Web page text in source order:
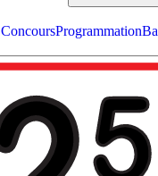
ConcoursProgrammation